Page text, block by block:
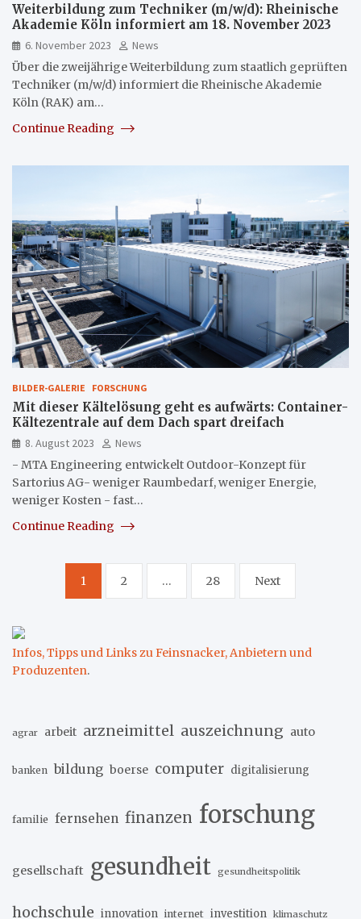
Weiterbildung zum Techniker (m/w/d): Rheinische
Akademie Köln informiert am 18. November 2023
6. November 2023
News
Über die zweijährige Weiterbildung zum staatlich geprüften
Techniker (m/w/d) informiert die Rheinische Akademie
Köln (RAK) am…
Continue Reading
BILDER-GALERIE FORSCHUNG
Mit dieser Kältelösung geht es aufwärts: Container-
Kältezentrale auf dem Dach spart dreifach
8. August 2023
News
- MTA Engineering entwickelt Outdoor-Konzept für
Sartorius AG- weniger Raumbedarf, weniger Energie,
weniger Kosten - fast…
Continue Reading
Seitennummerierung
Beiträge
1 2 … 28 Next
Infos, Tipps und Links zu Feinsnacker, Anbietern und
Produzenten.
agrar arbeit arzneimittel auszeichnung auto
banken bildung boerse computer digitalisierung
familie fernsehen finanzen forschung
gesellschaft gesundheit gesundheitspolitik
hochschule innovation internet investition klimaschutz